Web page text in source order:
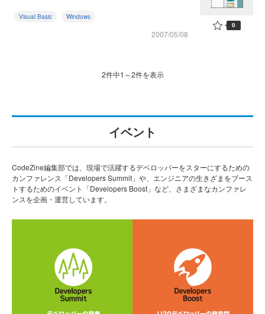
Visual Basic Windows
2007/05/08
0
2件中1～2件を表示
イベント
CodeZine編集部では、現場で活躍するデベロッパーをスターにするための
カンファレンス「Developers Summit」や、エンジニアの生きざまをブース
トするためのイベント「Developers Boost」など、さまざまなカンファレ
ンスを企画・運営しています。